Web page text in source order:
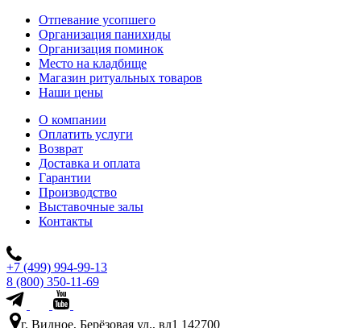
Отпевание усопшего
Организация панихиды
Организация поминок
Место на кладбище
Магазин ритуальных товаров
Наши цены
О компании
Оплатить услуги
Возврат
Доставка и оплата
Гарантии
Производство
Выставочные залы
Контакты
+7 (499) 994-99-13
8 (800) 350-11-69
г. Видное, Берёзовая ул., вл1 142700